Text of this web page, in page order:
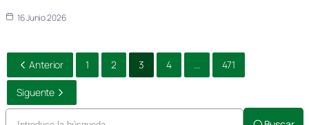
16 Junio 2026
Anterior 1 2 3 4 ... 471
Siguente